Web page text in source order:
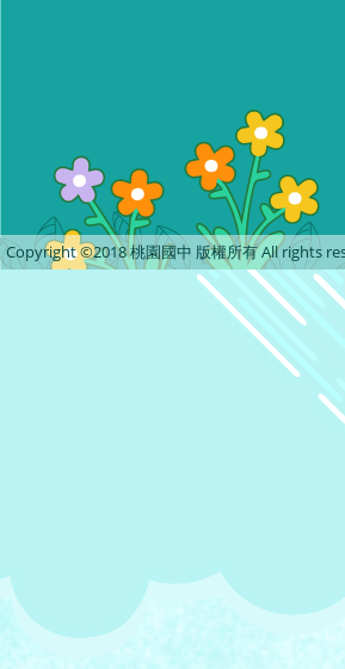
Copyright ©2018 桃園國中 版權所有 All rights